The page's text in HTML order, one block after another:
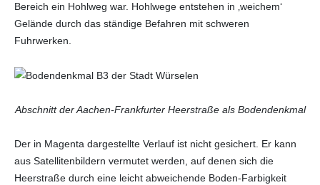
Bereich ein Hohlweg war. Hohlwege entstehen in ‚weichem‘
Gelände durch das ständige Befahren mit schweren
Fuhrwerken.
Abschnitt der Aachen-Frankfurter Heerstraße als Bodendenkmal
Der in Magenta dargestellte Verlauf ist nicht gesichert. Er kann
aus Satellitenbildern vermutet werden, auf denen sich die
Heerstraße durch eine leicht abweichende Boden-Farbigkeit